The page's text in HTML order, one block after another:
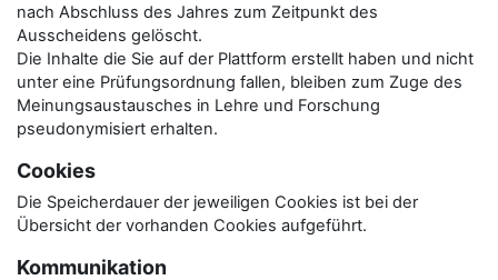
nach Abschluss des Jahres zum Zeitpunkt des
Ausscheidens gelöscht.
Die Inhalte die Sie auf der Plattform erstellt haben und nicht
unter eine Prüfungsordnung fallen, bleiben zum Zuge des
Meinungsaustausches in Lehre und Forschung
pseudonymisiert erhalten.
Cookies
Die Speicherdauer der jeweiligen Cookies ist bei der
Übersicht der vorhanden Cookies aufgeführt.
Kommunikation